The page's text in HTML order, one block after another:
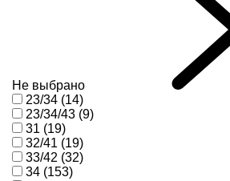
Не выбрано
23/34 (14)
23/34/43 (9)
31 (19)
32/41 (19)
33/42 (32)
34 (153)